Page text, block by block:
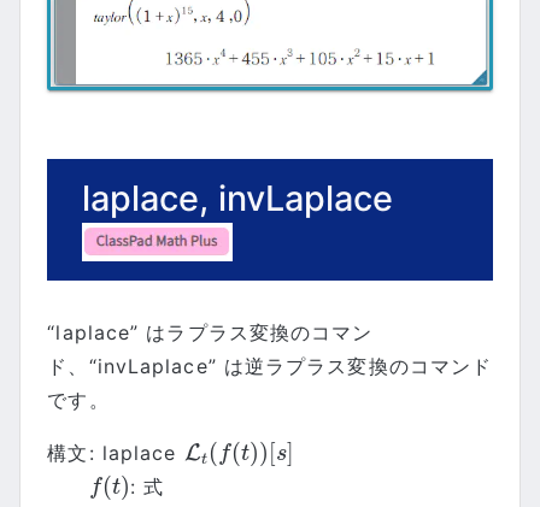
laplace, invLaplace
“laplace” はラプラス変換のコマン
ド、“invLaplace” は逆ラプラス変換のコマンド
です。
構文: laplace Lt ( f(t)) [s]
Lt(f (t))[s ]
f(t)
f(t) : 式